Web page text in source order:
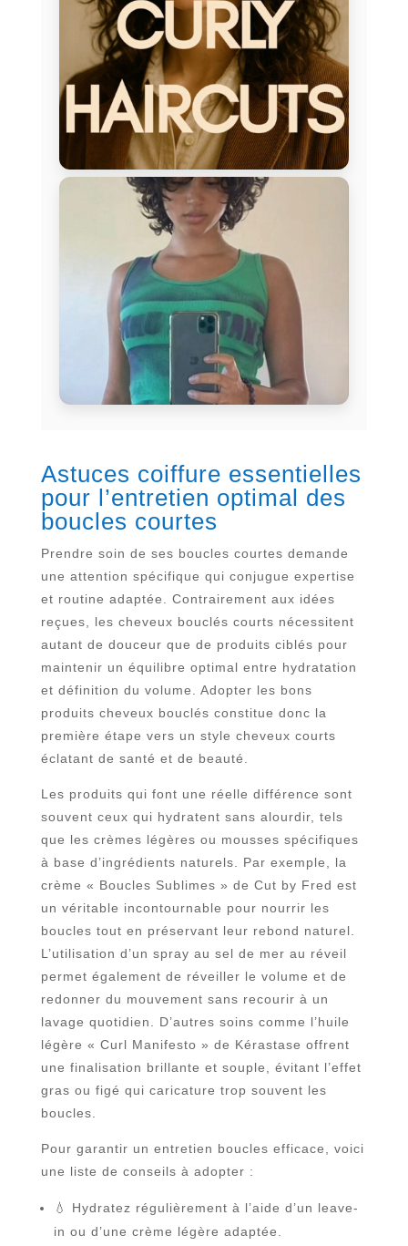
Astuces coiffure essentielles
pour l’entretien optimal des
boucles courtes
Prendre soin de ses boucles courtes demande
une attention spécifique qui conjugue expertise
et routine adaptée. Contrairement aux idées
reçues, les cheveux bouclés courts nécessitent
autant de douceur que de produits ciblés pour
maintenir un équilibre optimal entre hydratation
et définition du volume. Adopter les bons
produits cheveux bouclés constitue donc la
première étape vers un style cheveux courts
éclatant de santé et de beauté.
Les produits qui font une réelle différence sont
souvent ceux qui hydratent sans alourdir, tels
que les crèmes légères ou mousses spécifiques
à base d’ingrédients naturels. Par exemple, la
crème « Boucles Sublimes » de Cut by Fred est
un véritable incontournable pour nourrir les
boucles tout en préservant leur rebond naturel.
L’utilisation d’un spray au sel de mer au réveil
permet également de réveiller le volume et de
redonner du mouvement sans recourir à un
lavage quotidien. D’autres soins comme l’huile
légère « Curl Manifesto » de Kérastase offrent
une finalisation brillante et souple, évitant l’effet
gras ou figé qui caricature trop souvent les
boucles.
Pour garantir un entretien boucles efficace, voici
une liste de conseils à adopter :
💧 Hydratez régulièrement à l’aide d’un leave-
in ou d’une crème légère adaptée.